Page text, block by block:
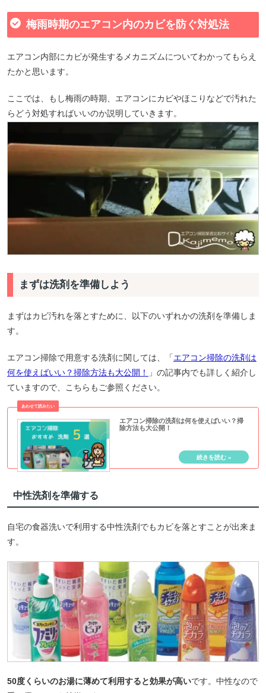
梅雨時期のエアコン内のカビを防ぐ対処法
エアコン内部にカビが発生するメカニズムについてわかってもらえ
たかと思います。
ここでは、もし梅雨の時期、エアコンにカビやほこりなどで汚れた
らどう対処すればいいのか説明していきます。
まずは洗剤を準備しよう
まずはカビ汚れを落とすために、以下のいずれかの洗剤を準備しま
す。
エアコン掃除で用意する洗剤に関しては、「エアコン掃除の洗剤は
何を使えばいい？掃除方法も大公開！
」の記事内でも詳しく紹介し
ていますので、こちらもご参照ください。
エアコン掃除の洗剤は何を使えばいい？掃
除方法も大公開！
中性洗剤を準備する
自宅の食器洗いで利用する中性洗剤でもカビを落とすことが出来ま
す。
50度くらいのお湯に薄めて利用すると効果が高いです。中性なので